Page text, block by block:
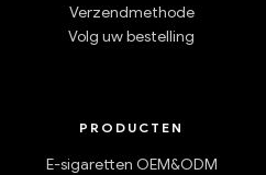
Verzendmethode
Volg uw bestelling
PRODUCTEN
E-sigaretten OEM&ODM